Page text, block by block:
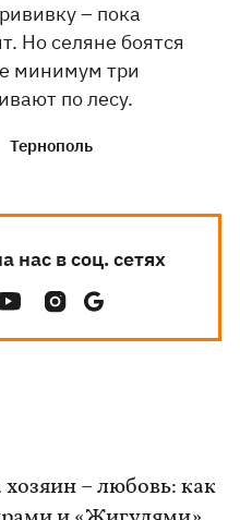
– пока
Но селяне боятся
минимум три
по лесу.
Тернополь
нас в соц. сетях
– любовь: как